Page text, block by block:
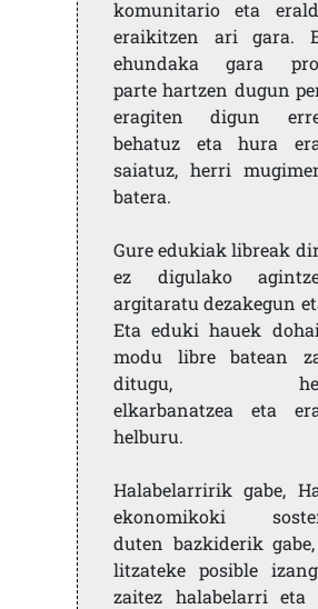
komunitario eta
eraikitzen ari gara.
ehundaka gara
parte hartzen dugun
eragiten digun
behatuz eta hura
saiatuz, herri
batera.
Gure edukiak libreak
ez digulako
argitaratu dezakegun
Eta eduki hauek
modu libre batean
ditugu,
elkarbanatzea eta
helburu.
Halabelarririk gabe,
ekonomikoki
duten bazkiderik
litzateke posible
zaitez halabelarri eta